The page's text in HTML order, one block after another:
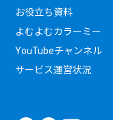
お役立ち資料
よむよむカラーミー
YouTubeチャンネル
サービス運営状況